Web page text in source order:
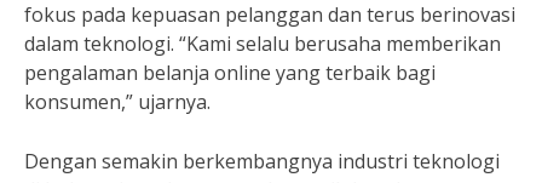
fokus pada kepuasan pelanggan dan terus berinovasi
dalam teknologi. “Kami selalu berusaha memberikan
pengalaman belanja online yang terbaik bagi
konsumen,” ujarnya.
Dengan semakin berkembangnya industri teknologi